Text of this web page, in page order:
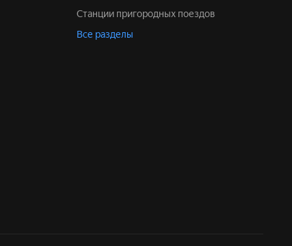
Станции пригородных поездов
Все разделы